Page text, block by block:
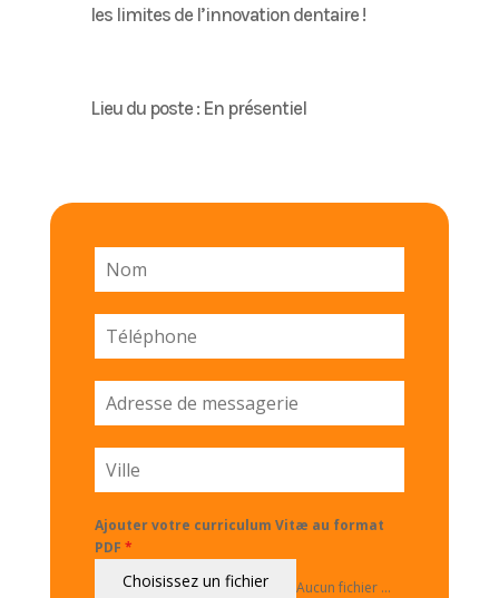
les limites de l’innovation dentaire !
Lieu du poste : En présentiel
Ajouter votre curriculum Vitæ au format
PDF *
Choisissez un fichier Aucun fichier sélectionné